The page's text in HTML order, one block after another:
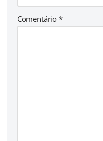
Comentário *